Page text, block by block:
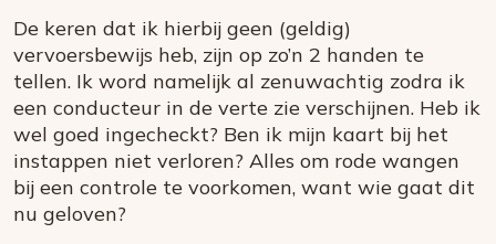
De keren dat ik hierbij geen (geldig)
vervoersbewijs heb, zijn op zo’n 2 handen te
tellen. Ik word namelijk al zenuwachtig zodra ik
een conducteur in de verte zie verschijnen. Heb ik
wel goed ingecheckt? Ben ik mijn kaart bij het
instappen niet verloren? Alles om rode wangen
bij een controle te voorkomen, want wie gaat dit
nu geloven?